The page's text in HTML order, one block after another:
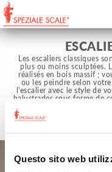
Questo sito web
Les escaliers classiques
plus ou moins sculptées.
réalisés en bois massif ;
ou les peindre selon
l'escalier avec le style de
balustrades sous forme de
peuvent également
apporter des touches
de l'acier inoxydable.